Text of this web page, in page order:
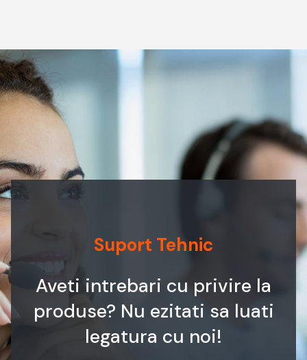
Suport Tehnic
Aveti intrebari cu privire la
produse? Nu ezitati sa luati
legatura cu noi!